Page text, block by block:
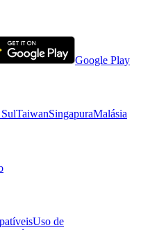
Google Play
TaiwanSingapuraMalásia
Uso de